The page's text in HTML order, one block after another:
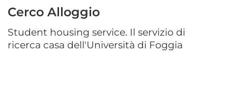
Cerco Alloggio
Student housing service. Il servizio di
ricerca casa dell'Università di Foggia